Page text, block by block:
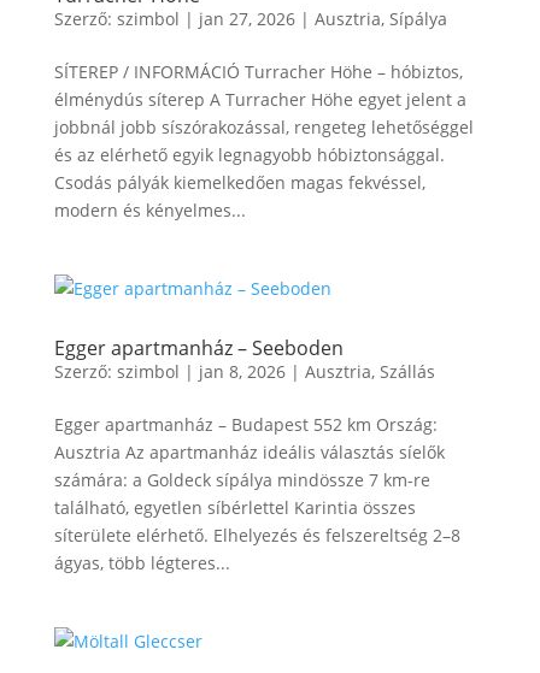
Szerző: szimbol | jan 27, 2026| Ausztria, Sípálya
SÍTEREP / INFORMÁCIÓ Turracher Höhe – hóbiztos,
élménydús síterep A Turracher Höhe egyet jelent a
jobbnál jobb síszórakozással, rengeteg lehetőséggel
és az elérhető egyik legnagyobb hóbiztonsággal.
Csodás pályák kiemelkedően magas fekvéssel,
modern és kényelmes...
Egger apartmanház – Seeboden
Szerző: szimbol | jan 8, 2026| Ausztria, Szállás
Egger apartmanház – Budapest 552 km Ország:
Ausztria Az apartmanház ideális választás síelők
számára: a Goldeck sípálya mindössze 7 km-re
található, egyetlen síbérlettel Karintia összes
síterülete elérhető. Elhelyezés és felszereltség 2–8
ágyas, több légteres...